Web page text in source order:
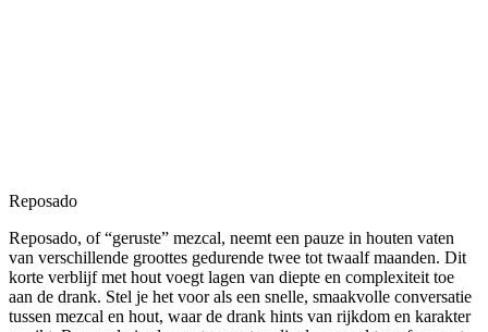
Reposado
Reposado, of “geruste” mezcal, neemt een pauze in houten vaten
van verschillende groottes gedurende twee tot twaalf maanden. Dit
korte verblijf met hout voegt lagen van diepte en complexiteit toe
aan de drank. Stel je het voor als een snelle, smaakvolle conversatie
tussen mezcal en hout, waar de drank hints van rijkdom en karakter